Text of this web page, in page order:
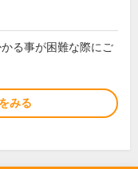
る事が困難な際にご
みる